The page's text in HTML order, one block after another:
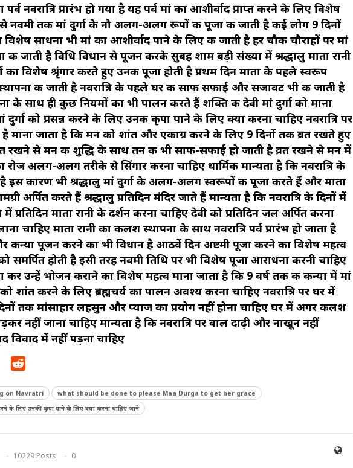
नवरात्रि प्रारंभ हो गया है यह पर्व मां का आशीर्वाद प्राप्त करने के लिए विशेष
से नवमी तक मां दुर्गा के नौ अलग-अलग रूपों की पूजा की जाती है कई लोग 9 दिनों
साधना भी मां का आशीर्वाद पाने के लिए की जाती है हर चौक चौराहों पर मां
की जाती है विधि विधान से पूजन करके सुबह शाम बड़ी संख्या में श्रद्धालु माता रानी
का विशेष श्रृंगार करते हुए उनकी पूजा होती है प्रथम दिन माता के पहले स्वरूप
की जाती है नवरात्रि के पहले घर की साफ सफाई और सजावट भी की जाती है
के साथ ही कुछ नियमों का भी पालन करते हैं शक्ति की देवी मां दुर्गा को माना
को प्रसन्न करने के लिए उनकी कृपा पाने के लिए क्या करना चाहिए नवरात्रि पर
माना जाता है कि मन को शांत और एकाग्र करने के लिए 9 दिनों तक व्रत रखते हुए
रखने से मन की शुद्धि के साथ तन की भी साफ-सफाई हो जाती है व्रत रखने से मन में
अलग-अलग तरीके से सिंगार करना चाहिए धार्मिक मान्यता है कि नवरात्रि के
है इस कारण भी श्रद्धालु मां दुर्गा के अलग-अलग स्वरूपों की पूजा करते हैं और माता
अर्पित करते हैं श्रद्धालु प्रतिदिन मंदिर जाते हैं मान्यता है कि नवरात्रि के दिनों में
में प्रतिदिन माता रानी के दर्शन करना चाहिए देवी को प्रतिदिन जल अर्पित करना
चाहिए माता रानी का कलश स्थापना के साथ नवरात्रि पर्व प्रारंभ हो जाता है
कन्या पूजन करने का भी विधान है आठवें दिन अष्टमी पूजा करने का विशेष महत्व
को समर्पित होती है इसी तरह नवमी तिथि पर भी विशेष पूजा आराधना करनी चाहिए
उन्हें भोजन कराने का विशेष महत्व माना जाता है कि 9 वर्ष तक की कन्या में मां
को शांत करने के लिए ब्रह्मचर्य का पालन अवश्य करना चाहिए नवरात्रि पर घर में
तक मांसाहार लहसुन और प्याज का प्रयोग नहीं होना चाहिए घर में अगर कलश
नहीं जाना चाहिए मान्यता है कि नवरात्रि पर बाल दाढ़ी और नाखून नहीं
विवाद में नहीं पड़ना चाहिए
Copy
on Navratri
what should be done to please Maa Durga to get her grace
करने के लिए उनकी कृपा पाने के लिए क्या करना चाहिए जाने
10229 Posts
0